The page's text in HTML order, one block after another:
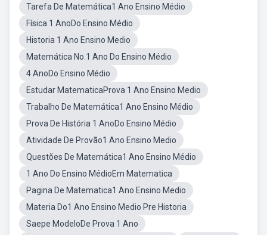
Tarefa De Matemática1 Ano Ensino Médio
Física 1 AnoDo Ensino Médio
Historia 1 Ano Ensino Medio
Matemática No.1 Ano Do Ensino Médio
4 AnoDo Ensino Médio
Estudar MatematicaProva 1 Ano Ensino Medio
Trabalho De Matemática1 Ano Ensino Médio
Prova De História 1 AnoDo Ensino Médio
Atividade De Provão1 Ano Ensino Medio
Questões De Matemática1 Ano Ensino Médio
1 Ano Do Ensino MédioEm Matematica
Pagina De Matematica1 Ano Ensino Medio
Materia Do1 Ano Ensino Medio Pre Historia
Saepe ModeloDe Prova 1 Ano